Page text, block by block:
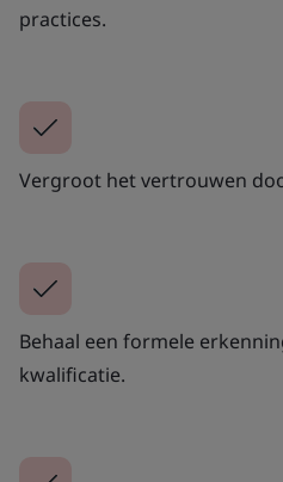
practices.
Vergroot het vertrouwen
Behaal een formele
kwalificatie.